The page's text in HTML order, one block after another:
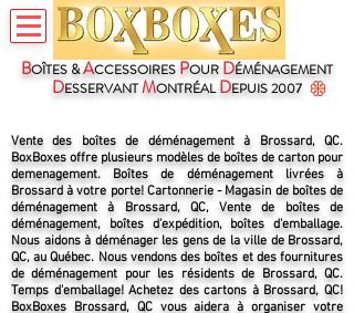
BOÎTES &ACCESSOIRES POUR DÉMÉNAGEMENT
DESSERVANTMONTRÉALDEPUIS 2007
Vente des boîtes de déménagement à Brossard, QC.
BoxBoxes offre plusieurs modèles de boîtes de carton pour
demenagement. Boîtes de déménagement livrées à
Brossard à votre porte! Cartonnerie - Magasin de boîtes de
déménagement à Brossard, QC, Vente de boîtes de
déménagement, boîtes d'expédition, boîtes d'emballage.
Nous aidons à déménager les gens de la ville de Brossard,
QC, au Québec. Nous vendons des boîtes et des fournitures
de déménagement pour les résidents de Brossard, QC.
Temps d'emballage! Achetez des cartons à Brossard, QC!
BoxBoxes Brossard, QC vous aidera à organiser votre